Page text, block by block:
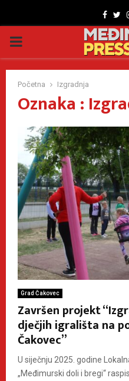
PRIMARY
MENU
Početna Izgradnja
Oznaka :
Grad Čakovec
Završen projekt
dječjih igrališta na
Čakovec”
U siječnju 2025. godine
„Međimurski doli i bregi“